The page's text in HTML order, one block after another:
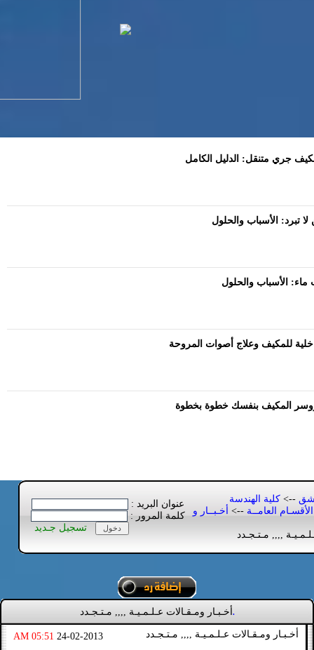
جري متنقل: الدليل الكامل
تبرد: الأسباب والحلول
الأسباب والحلول
للمكيف وعلاج أصوات المروحة
المكيف بنفسك خطوة بخطوة
--> كلية الهندسة
الأقسـام العامــة --> أخـبــار و
,,,, مـتـجـدد
عنوان البريد :
كلمة المرور :
تسجيل جـديد
. أخـبـار ومـقـالات عـلـمـيـة ,,,, مـتـجـدد
أخـبـار ومـقـالات عـلـمـيـة ,,,, مـتـجـدد 24-02-2013
05:51 AM